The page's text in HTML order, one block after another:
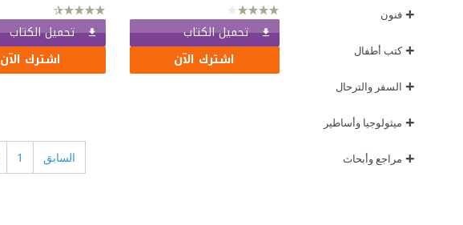
+ فنون
+كتب أطفال
+ السفر والترحال
+ ميثولوجيا وأساطير
+ مراجع وأبحاث
تحميل الكتاب
اشترك الآن
تحميل الكتاب
اشترك الآن
السابق 1